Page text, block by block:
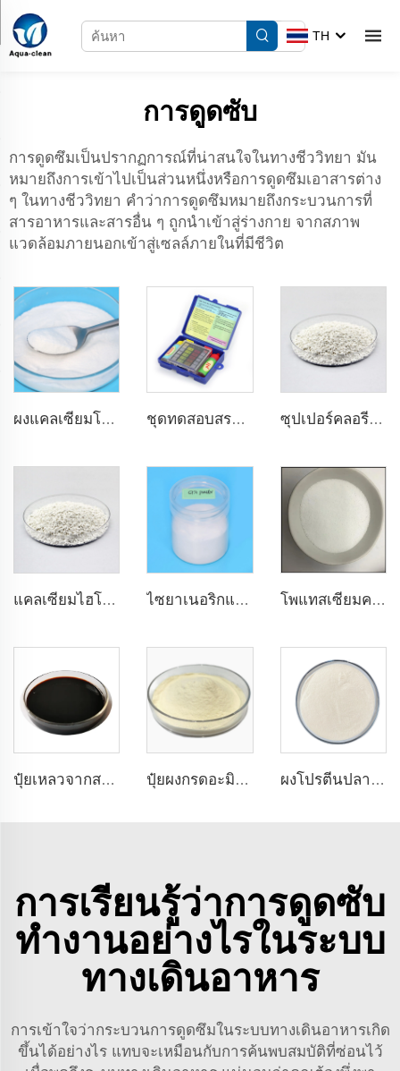
TH
การดูดซับ
การดูดซึมเป็นปรากฏการณ์ที่น่าสนใจในทางชีววิทยา มัน
หมายถึงการเข้าไปเป็นส่วนหนึ่งหรือการดูดซึมเอาสารต่าง
ๆ ในทางชีววิทยา คำว่าการดูดซึมหมายถึงกระบวนการที่
สารอาหารและสารอื่น ๆ ถูกนำเข้าสู่ร่างกาย จากสภาพ
แวดล้อมภายนอกเข้าสู่เซลล์ภายในที่มีชีวิต
ผงแคลเซียมโพรไพลเลตเกรดอาหาร สารกันบูด ชุดทดสอบสระว่ายน้ำและสปา 3 แบบ ซุปเปอร์คลอรีน 70% 65% แคลเซียมไฮโปคลอไรท์เม็ด
แคลเซียมไฮโปคลอร์ไนต์เม็ด 70% 65% ขนาดอนุภาค 14-50mesh ไซยาเนอริกแอซิด (CYA) ผง 108-80-5 เสถียรภาพสำหรับสระว่ายน้ำ โพแทสเซียมคลอไรด์ความบริสุทธิ์สูง 99.5% CAS 7447-40-7 โพแทสเซียมคลอไรด์
ปุ๋ยเหลวจากสาหร่ายอินทรีย์: ส่งเสริมการเจริญเติบโตของพืช สุขภาพของดิน และความต้านทานต่อความเครียดอย่างธรรมชาติ ปุ๋ยผงกรดอะมิโนแบบเป็นมิตรต่อสิ่งแวดล้อมสำหรับการพัฒนารากที่ดีขึ้นและการดูดซึมสารอาหาร ผงโปรตีนปลาออร์แกนิก: เพิ่มการดูดซึมสารอาหารและการต้านทานความเครียด
การเรียนรู้ว่าการดูดซับ
ทำงานอย่างไรในระบบ
ทางเดินอาหาร
การเข้าใจว่ากระบวนการดูดซึมในระบบทางเดินอาหารเกิด
ขึ้นได้อย่างไร แทบจะเหมือนกับการค้นพบสมบัติที่ซ่อนไว้